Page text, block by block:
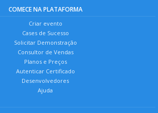
COMECE NA PLATAFORMA
Criar evento
Cases de Sucesso
Solicitar Demonstração
Consultor de Vendas
Planos e Preços
Autenticar Certificado
Desenvolvedores
Ajuda